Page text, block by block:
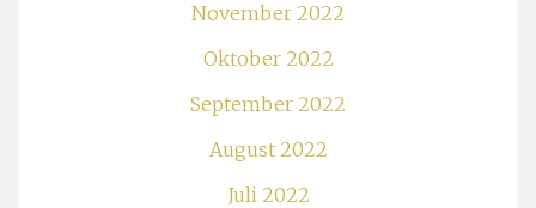
November 2022
Oktober 2022
September 2022
August 2022
Juli 2022